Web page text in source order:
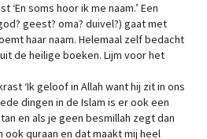
soms hoor ik me naam.’ Een
geest? oma? duivel?) gaat met
haar naam. Helemaal zelf bedacht
de heilige boeken. Lijm voor het
‘Ik geloof in Allah want hij zit in ons
dingen in de Islam is er ook een
en als je geen besmillah zegt dan
quraan en dat maakt mij heel